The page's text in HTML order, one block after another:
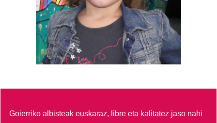
Goierriko albisteak euskaraz, libre eta kalitatez jaso nahi